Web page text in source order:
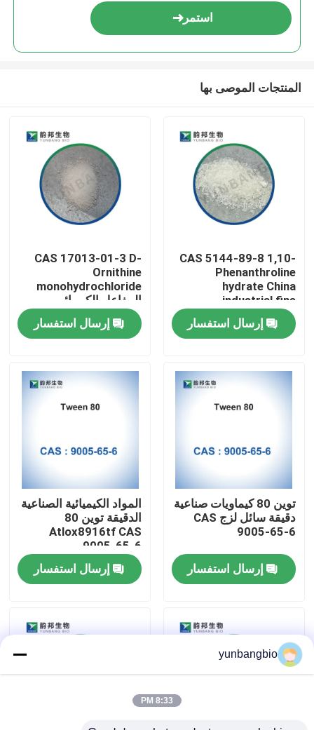
مسكن
معلومات عنا
جولة في المعمل
مراقبة الجودة
حالات
المخازن البيولوجية
استمر
المنتجات الموصى بها
CAS 5144-89-8 1,10-
Phenanthroline
hydrate China
industrial fine
chemicals factory
إرسال استفسار
CAS 17013-01-3 D-
Ornithine
monohydrochloride
المفاعل الكيميائي
الحيوي للمختبرات
إرسال استفسار
توين 80 كيماويات صناعية
دقيقة سائل لزج CAS
9005-65-6
إرسال استفسار
المواد الكيميائية الصناعية
الدقيقة توين 80
Atlox8916tf CAS
9005-65-6
إرسال استفسار
yunbangbio
8:33 PM